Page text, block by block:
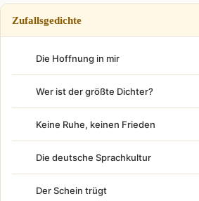
Zufallsgedichte
Die Hoffnung in mir
Wer ist der größte Dichter?
Keine Ruhe, keinen Frieden
Die deutsche Sprachkultur
Der Schein trügt